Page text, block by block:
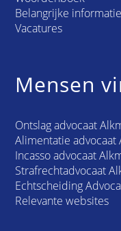
Belangrijke informatie
Vacatures
Mensen
Ontslag advocaat
Alimentatie advocaat
Incasso advocaat
Strafrechtadvocaat
Echtscheiding
Relevante websites